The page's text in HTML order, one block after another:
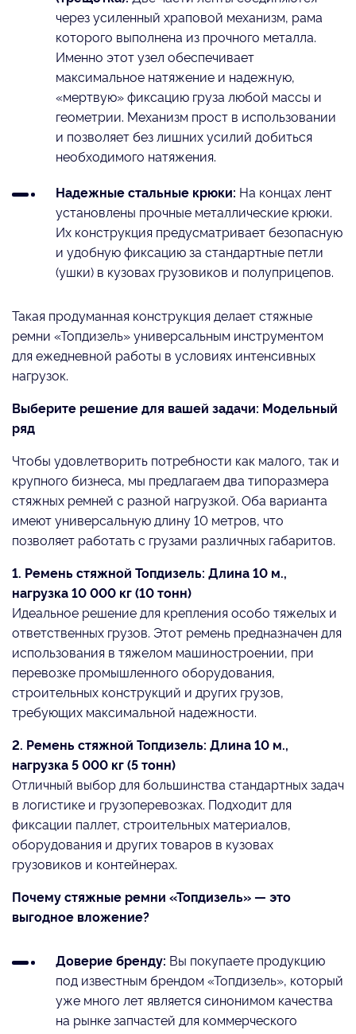
через усиленный храповой механизм, рама
которого выполнена из прочного металла.
Именно этот узел обеспечивает
максимальное натяжение и надежную,
«мертвую» фиксацию груза любой массы и
геометрии. Механизм прост в использовании
и позволяет без лишних усилий добиться
необходимого натяжения.
Надежные стальные крюки: На концах лент
установлены прочные металлические крюки.
Их конструкция предусматривает безопасную
и удобную фиксацию за стандартные петли
(ушки) в кузовах грузовиков и полуприцепов.
Такая продуманная конструкция делает стяжные
ремни «Топдизель» универсальным инструментом
для ежедневной работы в условиях интенсивных
нагрузок.
Выберите решение для вашей задачи: Модельный
ряд
Чтобы удовлетворить потребности как малого, так и
крупного бизнеса, мы предлагаем два типоразмера
стяжных ремней с разной нагрузкой. Оба варианта
имеют универсальную длину 10 метров, что
позволяет работать с грузами различных габаритов.
1. Ремень стяжной Топдизель: Длина 10 м.,
нагрузка 10 000 кг (10 тонн)
Идеальное решение для крепления особо тяжелых и
ответственных грузов. Этот ремень предназначен для
использования в тяжелом машиностроении, при
перевозке промышленного оборудования,
строительных конструкций и других грузов,
требующих максимальной надежности.
2. Ремень стяжной Топдизель: Длина 10 м.,
нагрузка 5 000 кг (5 тонн)
Отличный выбор для большинства стандартных задач
в логистике и грузоперевозках. Подходит для
фиксации паллет, строительных материалов,
оборудования и других товаров в кузовах
грузовиков и контейнерах.
Почему стяжные ремни «Топдизель» — это
выгодное вложение?
Доверие бренду: Вы покупаете продукцию
под известным брендом «Топдизель», который
уже много лет является синонимом качества
на рынке запчастей для коммерческого